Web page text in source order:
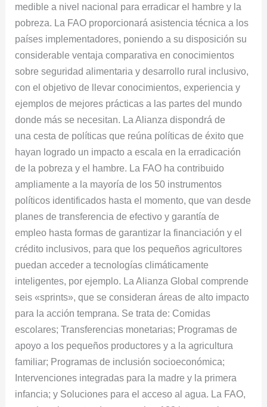
medible a nivel nacional para erradicar el hambre y la
pobreza. La FAO proporcionará asistencia técnica a los
países implementadores, poniendo a su disposición su
considerable ventaja comparativa en conocimientos
sobre seguridad alimentaria y desarrollo rural inclusivo,
con el objetivo de llevar conocimientos, experiencia y
ejemplos de mejores prácticas a las partes del mundo
donde más se necesitan. La Alianza dispondrá de
una cesta de políticas que reúna políticas de éxito que
hayan logrado un impacto a escala en la erradicación
de la pobreza y el hambre. La FAO ha contribuido
ampliamente a la mayoría de los 50 instrumentos
políticos identificados hasta el momento, que van desde
planes de transferencia de efectivo y garantía de
empleo hasta formas de garantizar la financiación y el
crédito inclusivos, para que los pequeños agricultores
puedan acceder a tecnologías climáticamente
inteligentes, por ejemplo. La Alianza Global comprende
seis «sprints», que se consideran áreas de alto impacto
para la acción temprana. Se trata de: Comidas
escolares; Transferencias monetarias; Programas de
apoyo a los pequeños productores y a la agricultura
familiar; Programas de inclusión socioeconómica;
Intervenciones integradas para la madre y la primera
infancia; y Soluciones para el acceso al agua. La FAO,